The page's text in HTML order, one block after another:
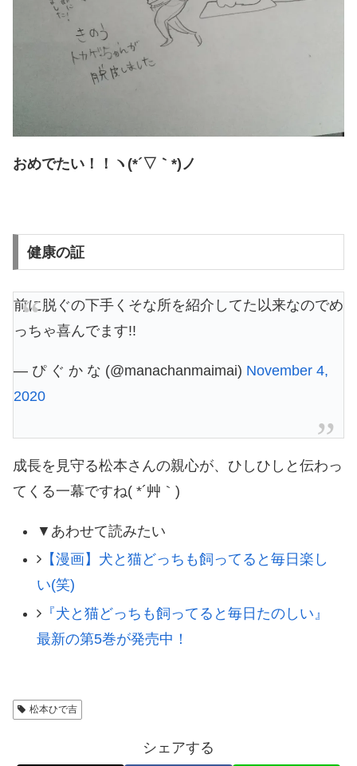
おめでたい！！ヽ(*´▽｀*)ノ
健康の証
前に脱ぐの下手くそな所を紹介してた以来なのでめ
っちゃ喜んでます!!
— ぴ ぐ か な (@manachanmaimai) November 4,
2020
成長を見守る松本さんの親心が、ひしひしと伝わっ
てくる一幕ですね( *´艸｀)
▼あわせて読みたい
【漫画】犬と猫どっちも飼ってると毎日楽し
い(笑)
『犬と猫どっちも飼ってると毎日たのしい』
最新の第5巻が発売中！
松本ひで吉
シェアする